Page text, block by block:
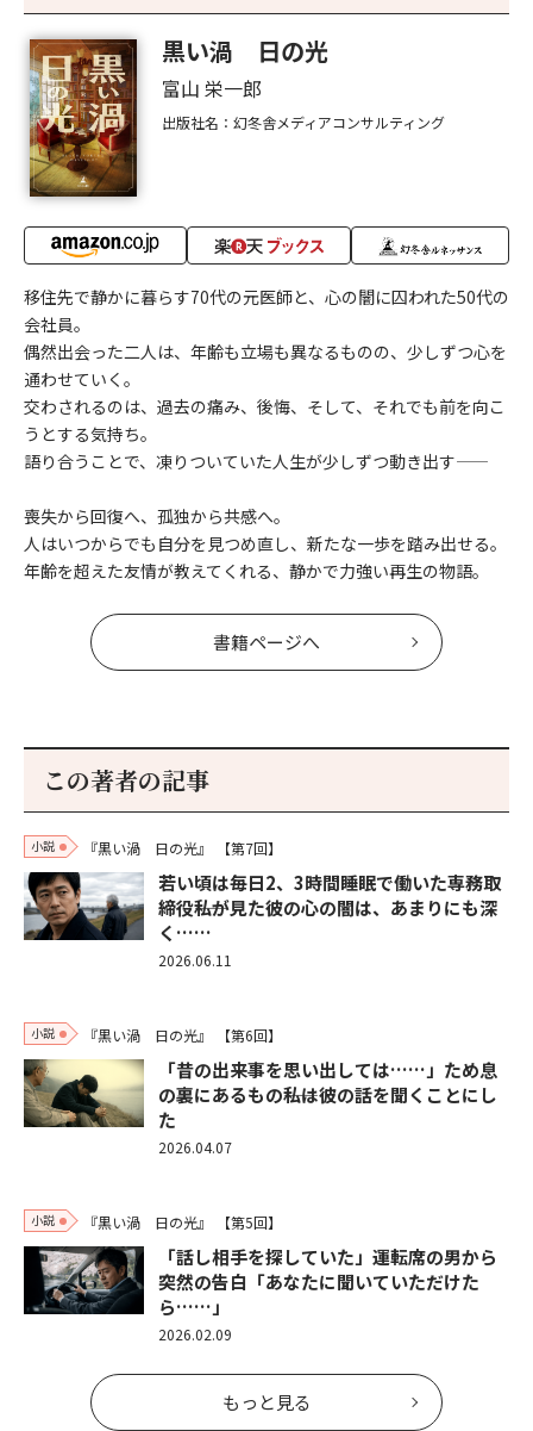
黒い渦 日の光
富山 栄一郎
出版社名：幻冬舎メディアコンサルティング
移住先で静かに暮らす70代の元医師と、心の闇に囚われた50代の
会社員。
偶然出会った二人は、年齢も立場も異なるものの、少しずつ心を
通わせていく。
交わされるのは、過去の痛み、後悔、そして、それでも前を向こ
うとする気持ち。
語り合うことで、凍りついていた人生が少しずつ動き出す――
喪失から回復へ、孤独から共感へ。
人はいつからでも自分を見つめ直し、新たな一歩を踏み出せる。
年齢を超えた友情が教えてくれる、静かで力強い再生の物語。
書籍ページへ
この著者の記事
小説 『黒い渦 日の光』 【第7回】
若い頃は毎日2、3時間睡眠で働いた専務取
締役――私が見た彼の心の闇は、あまりにも深
く……
2026.06.11
小説 『黒い渦 日の光』 【第6回】
「昔の出来事を思い出しては……」ため息
の裏にあるもの――私は彼の話を聞くことにし
た
2026.04.07
小説 『黒い渦 日の光』 【第5回】
「話し相手を探していた」運転席の男から
突然の告白「あなたに聞いていただけた
ら……」
2026.02.09
もっと見る